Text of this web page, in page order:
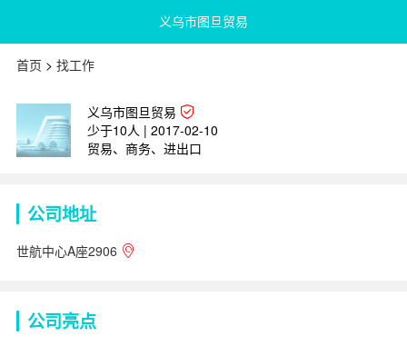
义乌市图旦贸易
首页 > 找工作
义乌市图旦贸易
少于10人 | 2017-02-10
贸易、商务、进出口
公司地址
世航中心A座2906
公司亮点